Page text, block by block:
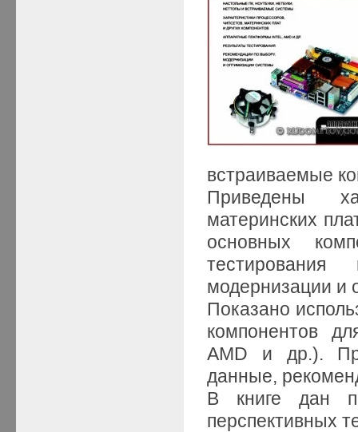
встраиваемые
Приведены
материнских
основных
модернизации и
Показано
компонентов
AMD и др.).
данные,
В книге дан
перспективных